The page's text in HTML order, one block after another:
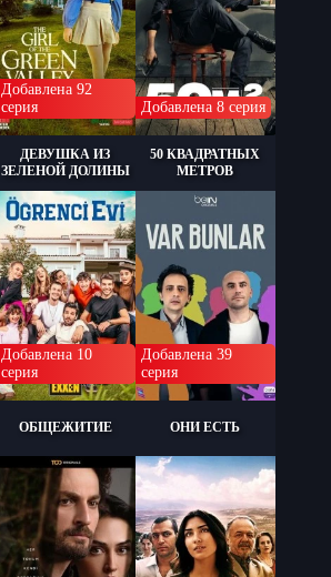
Добавлена 92
серия
ДЕВУШКА ИЗ
ЗЕЛЕНОЙ ДОЛИНЫ
Добавлена 8 серия
50 КВАДРАТНЫХ
МЕТРОВ
Добавлена 10
серия
ОБЩЕЖИТИЕ
Добавлена 39
серия
ОНИ ЕСТЬ